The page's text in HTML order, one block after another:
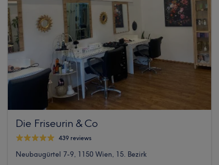
Die Friseurin & Co
439 reviews
Neubaugürtel 7-9, 1150 Wien, 15. Bezirk